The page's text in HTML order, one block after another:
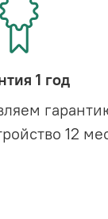
1 год
12